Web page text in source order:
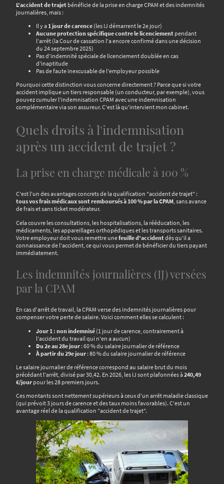
L'accident de trajet bénéficie de la prise en charge CPAM et des indemnités
journalières, mais :
Il y a1 jour de carence (les IJ démarrent le 2e jour)
Aucune protection spécifique contre le licenciement pendant
l'arrêt (la Cour de cassation l'a encore confirmé dans une décision
du 24 septembre 2025)
Pas d'indemnité spéciale de licenciement doublée en cas
d'inaptitude
Pas de faute inexcusable de l'employeur possible
Pourquoi cette distinction vous concerne directement ? Parce que si votre
accident implique un tiers responsable (un conducteur, par exemple), vous
pouvez cumuler l'indemnisation CPAM avec une indemnisation
complémentaire via son assureur. C'est là qu'intervient mon cabinet.
Quels droits à l'indemnisation
après un accident de trajet ?
La prise en charge médicale à 100 %
C'est l'un des avantages concrets de la qualification "accident de trajet" :
tous vos frais médicaux sont remboursés à 100 % par la CPAM, sans avance
de frais et sans ticket modérateur.
Cela couvre les consultations, les hospitalisations, la rééducation, les
médicaments, les appareillages orthopédiques et les transports sanitaires.
Votre employeur doit vous remettre unefeuille d'accidentdès qu'il a
connaissance de l'accident, ce qui vous permet de bénéficier du tiers payant
immédiatement.
Les indemnités journalières (IJ) versées
par la CPAM
En cas d'arrêt de travail, la CPAM verse des indemnités journalières pour
compenser votre perte de salaire. Voici comment elles se calculent :
Jour 1 : non indemnisé (1 jour de carence, contrairement à
l'accident du travail qui n'en a aucun)
Du 2e au 28e jour : 60 % du salaire journalier de référence
À partir du 29e jour : 80 % du salaire journalier de référence
Le salaire journalier de référence correspond au salaire brut du mois
précédant l'arrêt, divisé par 30,42. En 2026, les IJ sont plafonnées à240,49
€/jour pour les 28 premiers jours.
Ces montants sont nettement supérieurs à ceux d'un arrêt maladie classique
(qui prévoit 3 jours de carence et des taux moins favorables). C'est un
avantage réel de la qualification "accident de trajet".